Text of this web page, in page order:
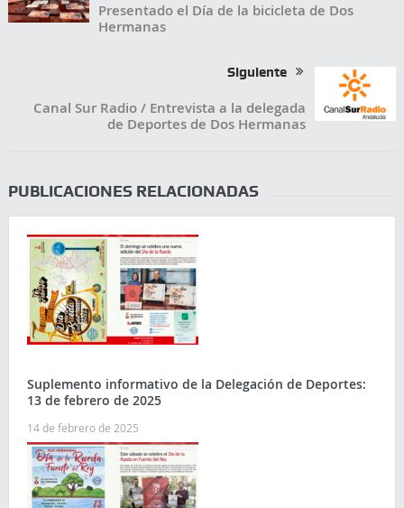
Presentado el Día de la bicicleta de Dos
Hermanas
Siguiente
Canal Sur Radio / Entrevista a la delegada
de Deportes de Dos Hermanas
PUBLICACIONES RELACIONADAS
Suplemento informativo de la Delegación de Deportes:
13 de febrero de 2025
14 de febrero de 2025